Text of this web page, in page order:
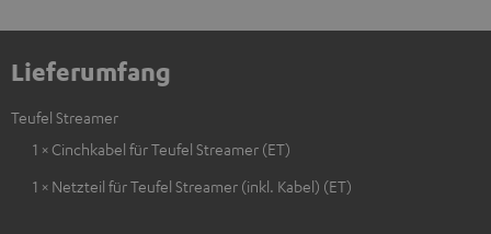
Lieferumfang
Teufel Streamer
1 × Cinchkabel für Teufel Streamer (ET)
1 × Netzteil für Teufel Streamer (inkl. Kabel) (ET)